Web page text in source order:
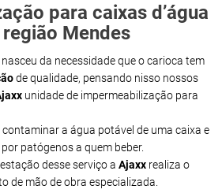
para caixas d’água
Mendes
da necessidade que o carioca tem
de qualidade, pensando nisso nossos
unidade de impermeabilização para
a água potável de uma caixa e
patógenos a quem beber.
desse serviço a Ajaxx realiza o
de mão de obra especializada.